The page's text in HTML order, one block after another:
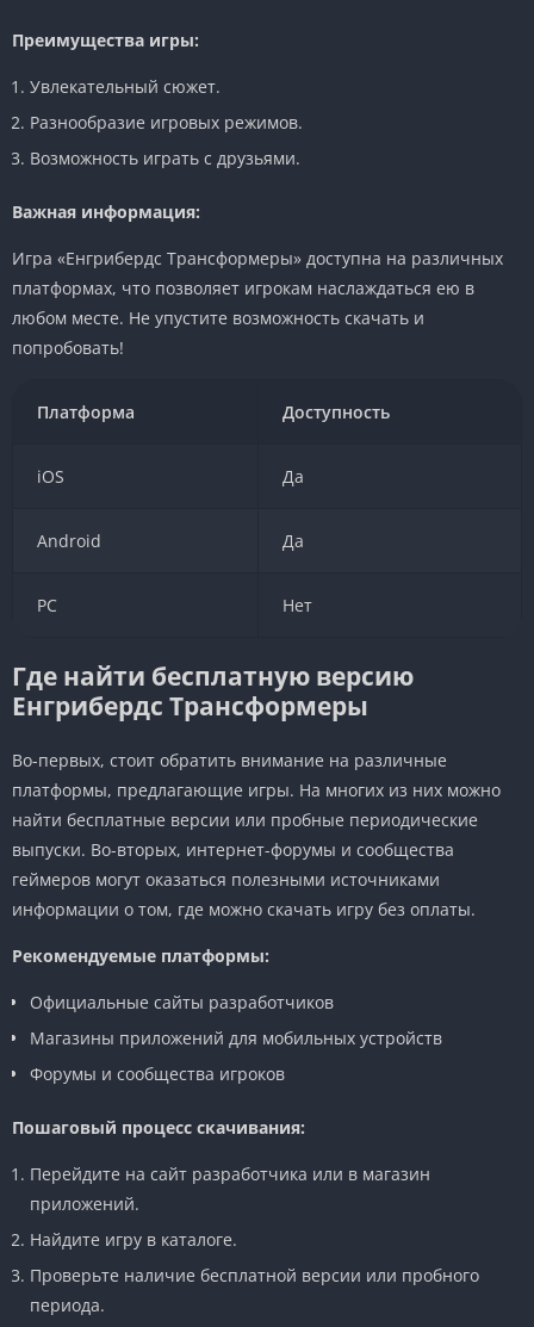
Преимущества игры:
Увлекательный сюжет.
Разнообразие игровых режимов.
Возможность играть с друзьями.
Важная информация:
Игра «Енгрибердс Трансформеры» доступна на различных
платформах, что позволяет игрокам наслаждаться ею в
любом месте. Не упустите возможность скачать и
попробовать!
Платформа Доступность
iOS Да
Android Да
PC Нет
Где найти бесплатную версию
Енгрибердс Трансформеры
Во-первых, стоит обратить внимание на различные
платформы, предлагающие игры. На многих из них можно
найти бесплатные версии или пробные периодические
выпуски. Во-вторых, интернет-форумы и сообщества
геймеров могут оказаться полезными источниками
информации о том, где можно скачать игру без оплаты.
Рекомендуемые платформы:
Официальные сайты разработчиков
Магазины приложений для мобильных устройств
Форумы и сообщества игроков
Пошаговый процесс скачивания:
Перейдите на сайт разработчика или в магазин
приложений.
Найдите игру в каталоге.
Проверьте наличие бесплатной версии или пробного
периода.